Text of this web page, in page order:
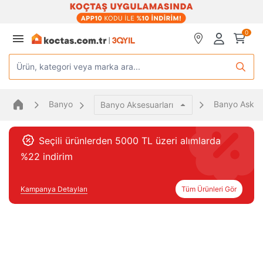
0
Ürün, kategori veya marka ara...
Banyo Banyo Aksesuarları Banyo Askısı
Seçili ürünlerden 5000 TL üzeri alımlarda
%22 indirim
Kampanya Detayları Tüm Ürünleri Gör